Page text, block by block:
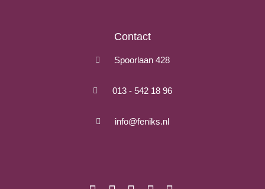
Contact
Spoorlaan 428
013 - 542 18 96
info@feniks.nl